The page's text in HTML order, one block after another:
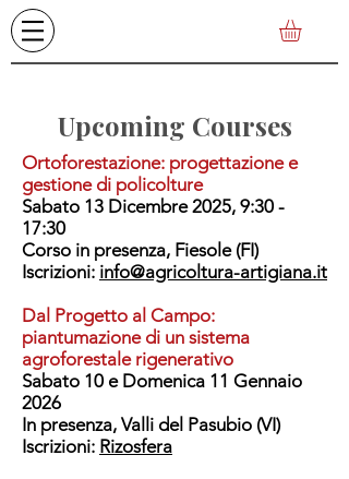
Upcoming Courses
Ortoforestazione: progettazione e
gestione di policolture
Sabato 13 Dicembre 2025, 9:30 -
17:30
Corso in presenza, Fiesole (FI)
Iscrizioni: info@​agricoltura-artigiana.it
Dal Progetto al Campo:
piantumazione di un sistema
agroforestale rigenerativo
Sabato 10 e Domenica 11 Gennaio
2026
In presenza, Valli del Pasubio (VI)
Iscrizioni: Rizosfera